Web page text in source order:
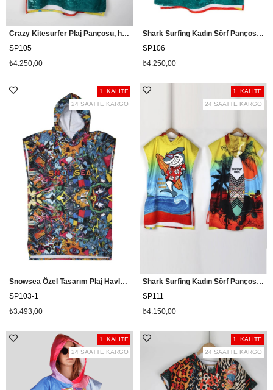
Crazy Kitesurfer Plaj Pançosu, havlu Sörf Pançosu Snowsea SP105
SP105
₺4.250,00
Shark Surfing Kadın Sörf Pançosu Snowsea SP106
SP106
₺4.250,00
Snowsea Özel Tasarım Plaj Havlu Panço, Sörf Pançosu
SP103-1
₺3.493,00
1. KALİTE
24 SAATTE KARGO
Shark Surfing Kadın Sörf Pançosu Snowsea SP111
SP111
₺4.150,00
1. KALİTE
24 SAATTE KARGO
1. KALİTE
24 SAATTE KARGO
1. KALİTE
24 SAATTE KARGO